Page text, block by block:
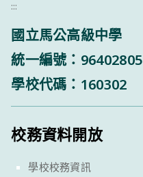
:::
國立馬公高級中學
統一編號：96402805
學校代碼：160302
校務資料開放
學校校務資訊